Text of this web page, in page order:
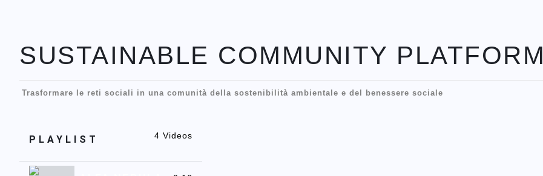
SUSTAINABLE COMMUNITY PLATFORM
Trasformare le reti sociali in una comunità della sostenibilità ambientale e del benessere sociale
PLAYLIST 4 Videos